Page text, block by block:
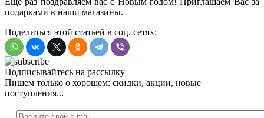
подарками в наши магазины.
Поделиться этой статьей в соц. сетях:
Подписывайтесь на рассылку
Пишем только о хорошем: скидки, акции, новые
поступления...